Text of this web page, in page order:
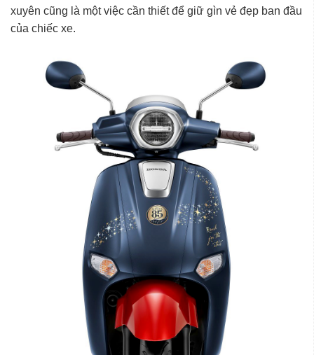
xuyên cũng là một việc cần thiết để giữ gìn vẻ đẹp ban đầu
của chiếc xe.